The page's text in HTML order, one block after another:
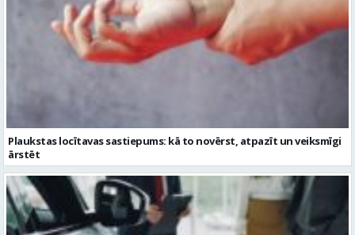
Plaukstas locītavas sastiepums: kā to novērst, atpazīt un veiksmīgi
ārstēt